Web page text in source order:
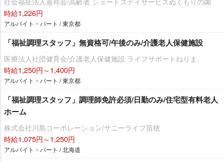
時給1,226円
アルバイト・パート / 東京都
「福祉調理スタッフ」無資格可/午後のみ/介護老人保健施設
医療法人社団健育会/介護老人保健施設 ライフサポートねりま
時給1,250円～1,400円
アルバイト・パート / 東京都
「福祉調理スタッフ」調理師免許必須/日勤のみ/住宅型有料老人
ホーム
株式会社川島コーポレーション/サニーライフ苗穂
時給1,075円～1,250円
アルバイト・パート / 北海道